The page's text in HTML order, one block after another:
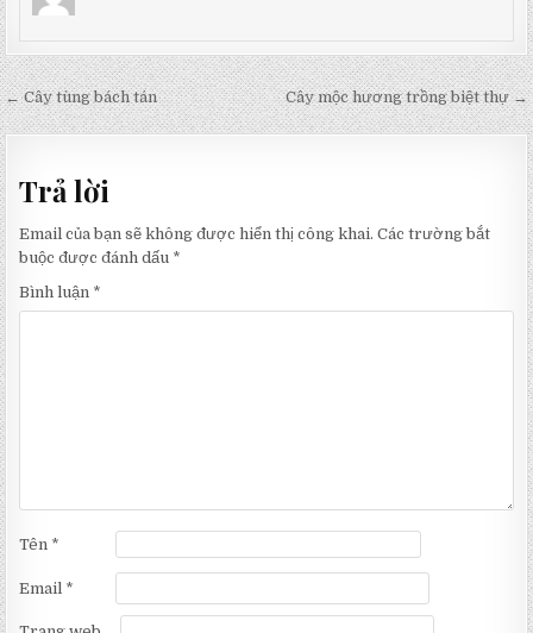
Điều
hướng
viết
Cây mộc hương trồng biệt thự →
← Cây tùng bách tán
Trả lời
Email của bạn sẽ không được hiển thị công khai. Các trường bắt
buộc được đánh dấu *
Bình luận *
Tên *
Email *